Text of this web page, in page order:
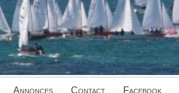
Annonces Contact Facebook